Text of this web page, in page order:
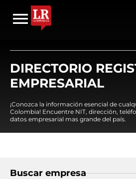
DIRECTORIO
EMPRESARIAL
¡Conozca la información esencial de
Colombia! Encuentre NIT, dirección,
datos empresarial mas grande del país.
Buscar empresa